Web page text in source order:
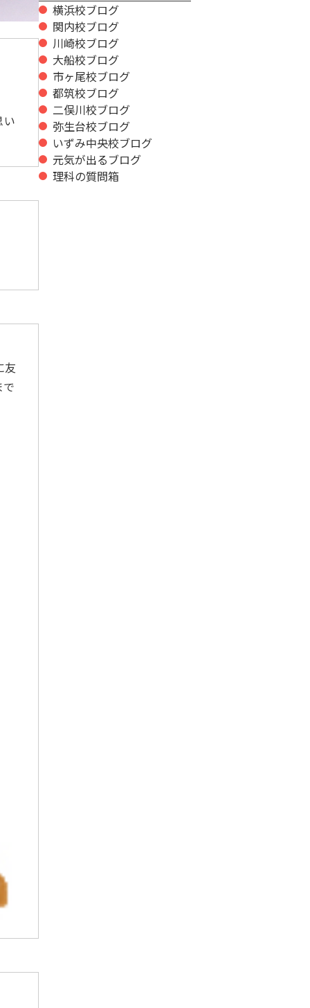
い
友
横浜校ブログ
関内校ブログ
川崎校ブログ
大船校ブログ
市ヶ尾校ブログ
都筑校ブログ
二俣川校ブログ
弥生台校ブログ
いずみ中央校ブログ
元気が出るブログ
理科の質問箱